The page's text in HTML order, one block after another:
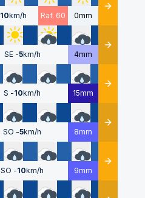
10km/h Raf. 60 0mm Détails
SE -5km/h 4mm Détails
S -10km/h 15mm Détails
SO -5km/h 8mm Détails
SO -10km/h 9mm Détails